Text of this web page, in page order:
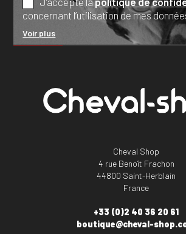
concernant l’utilisation de mes
Voir plus
Cheval Shop
4 rue Benoît Frachon
44800 Saint-Herblain
France
+33 (0)2 40 36 20 61
boutique@cheval-